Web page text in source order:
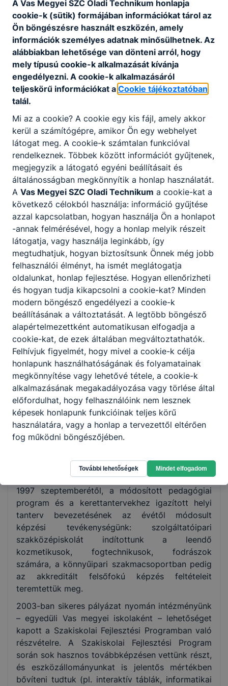
közösen a megye más iskoláinak. A 9-10.
évfolyam helyi tantervével eredményesen
szerepeltünk a Művelődési és Közoktatási
Minisztérium és a Közoktatási Modernizációs
Közalapítvány közös pályázatán, tantervünket a
megjelenés után a pedagógiai intézeteken
keresztül az egész országban terjesztették,
megtalálható az interneten az Országos
Közoktatási Intézet tantervbankjában. Fejlesztő
munkánk elismerésének is számított, hogy a
Magyar Televízió félórás filmet forgatott
iskolánkról, és bázisiskolája lettünk a Holland-
Magyar Közoktatási Vezetőképző Programnak.
1996 nyarán a fenntartó Önkormányzat
jóváhagyta névváltoztatási kezdeményezésünket.
Ettől kezdve lett intézményünk neve:Teleki
Blanka Szakképző Iskola és Kollégium.
Az új szakmai és vizsgakövetelmények, illetve a
központi programok kiadása után (1998.
szeptember 1-től, a pedagógiai program
bevezetésének időpontjától) az iskola áttért az
OKJ (Országos Képzési Jegyzék) szerinti
szakképzésre.
1997 őszétől a pedagógiai munka minőségének
folyamatos javítására teljes körű
minőségbiztosítási menedzsmentet (TQM)
alakítunk ki az Expanzió Humán Tanácsadó Kft.
szakembereinek segítségével. Tapasztalatainkról
több konferencián, pedagógus-továbbképzésen
számolhattunk be, főiskolai hallgatók írtak
szakdolgozatot iskolánk minőségbiztosítási
tevékenységéről. Ennek ellenére az ezen a téren
megtett első lépéseket egyfajta kísérleti
szakasznak tekintjük, a továbblépést – sikeres
pályázatunk nyomán - a Comenius
modelljének kiépítése jelentette 2001 -2003
1997 szeptemberétől, a módosított pedagógiai
program és a kerettantervekhez igazított helyi
tanterv bevezetésének az évétől módosult
képzési tevékenységünk: szolgáltatóipari
szakközépiskolát indítottunk a leendő
kozmetikusok, fogtechnikusok, fodrászok
számára, a könnyűipari szakmacsoportban pedig
az akkreditált felsőfokú képzés feltételeit
teremtettük meg.
2003-ban sikeres pályázat nyomán intézményünk
– egyedüli Vas megyei iskolaként – lehetőséget
kapott a Szakiskolai Fejlesztési Programban való
részvételre. A Szakiskolai Fejlesztési Program
során sok hasznos továbbképzésen vettünk részt,
és eszközállományunkat is jelentős mértékben
bővíteni tudtuk (pl. interaktív táblák, informatikai
A Vas Megyei SZC Oladi Technikum honlapja
cookie-k (sütik) formájában információkat tárol az
Ön böngészésre használt eszközén, amely
információk személyes adatnak minősülhetnek. Az
alábbiakban lehetősége van dönteni arról, hogy
mely típusú cookie-k alkalmazását kívánja
engedélyezni. A cookie-k alkalmazásáról
teljeskörű információkat a Cookie tájékoztatóban
talál.
Mi az a cookie? A cookie egy kis fájl, amely akkor
kerül a számítógépre, amikor Ön egy webhelyet
látogat meg. A cookie-k számtalan funkcióval
rendelkeznek. Többek között információt gyűjtenek,
megjegyzik a látogató egyéni beállításait és
általánosságban megkönnyítik a honlap használatát.
A Vas Megyei SZC Oladi Technikum a cookie-kat a
következő célokból használja: információ gyűjtése
azzal kapcsolatban, hogyan használja Ön a honlapot
-annak felmérésével, hogy a honlap melyik részeit
látogatja, vagy használja leginkább, így
megtudhatjuk, hogyan biztosítsunk Önnek még jobb
felhasználói élményt, ha ismét meglátogatja
oldalunkat, honlap fejlesztése. Hogyan ellenőrizheti
és hogyan tudja kikapcsolni a cookie-kat? Minden
modern böngésző engedélyezi a cookie-k
beállításának a változtatását. A legtöbb böngésző
alapértelmezettként automatikusan elfogadja a
cookie-kat, de ezek általában megváltoztathatók.
Felhívjuk figyelmét, hogy mivel a cookie-k célja
honlapunk használhatóságának és folyamatainak
megkönnyítése vagy lehetővé tétele, a cookie-k
alkalmazásának megakadályozása vagy törlése által
előfordulhat, hogy felhasználóink nem lesznek
képesek honlapunk funkcióinak teljes körű
használatára, vagy a honlap a tervezettől eltérően
fog működni böngészőjében.
További lehetőségek Mindet elfogadom